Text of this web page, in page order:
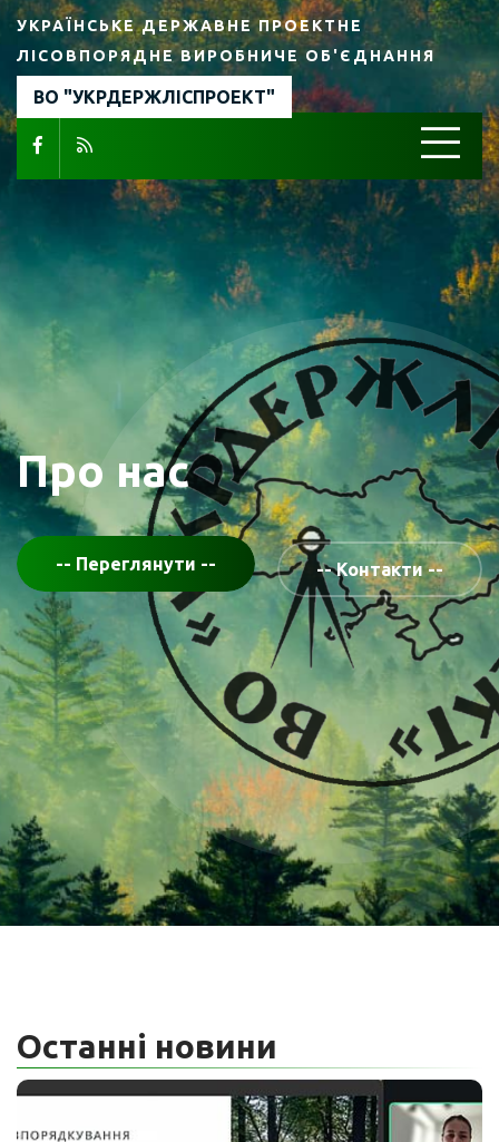
УКРАЇНСЬКЕ ДЕРЖАВНЕ ПРОЕКТНЕ
ЛІСОВПОРЯДНЕ ВИРОБНИЧЕ ОБ'ЄДНАННЯ
ВО "УКРДЕРЖЛІСПРОЕКТ"
Інформація
Останні новини